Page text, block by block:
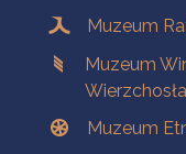
Muzeum
Muzeum
Muzeum